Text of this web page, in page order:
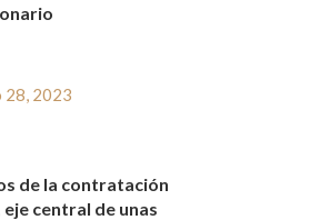
28, 2023
Y BLOG JURÍDICO
de la contratación
central de unas